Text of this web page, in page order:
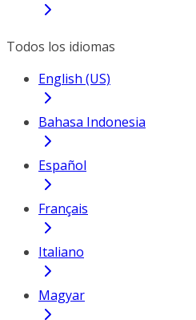
Todos los idiomas
English (US)
Bahasa Indonesia
Español
Français
Italiano
Magyar